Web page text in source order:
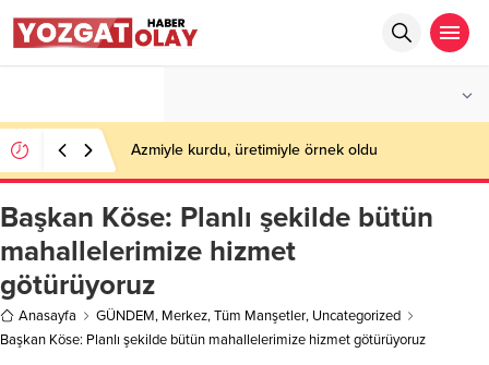
Azmiyle kurdu, üretimiyle örnek oldu
Başkan Köse: Planlı şekilde bütün
mahallelerimize hizmet
götürüyoruz
Anasayfa GÜNDEM, Merkez,Tüm Manşetler, Uncategorized
Başkan Köse: Planlı şekilde bütün mahallelerimize hizmet götürüyoruz